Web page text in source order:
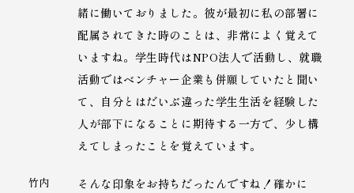
緒に働いておりました。彼が最初に私の部署に
配属されてきた時のことは、非常によく覚えて
いますね。学生時代はNPO法人で活動し、就職
活動ではベンチャー企業も併願していたと聞い
て、自分とはだいぶ違った学生生活を経験した
人が部下になることに期待する一方で、少し構
えてしまったことを覚えています。
竹内
そんな印象をお持ちだったんですね！確かに